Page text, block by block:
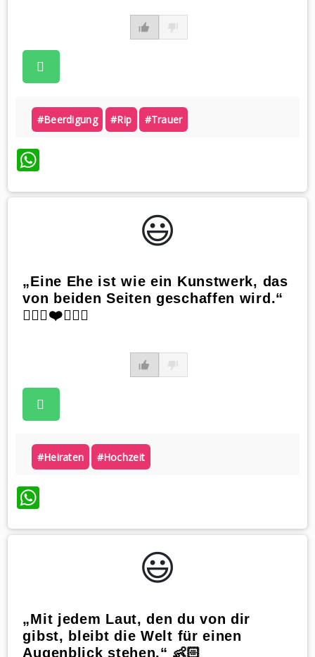
#beerdigung #rip #trauer
WhatsApp
😃️
„Eine Ehe ist wie ein Kunstwerk, das
von beiden Seiten geschaffen wird.“
👰🏼‍♀️❤️🤵🏼‍♂️
#heiraten #hochzeit
WhatsApp
😃️
„Mit jedem Laut, den du von dir
gibst, bleibt die Welt für einen
Augenblick stehen.“ 👶🏻